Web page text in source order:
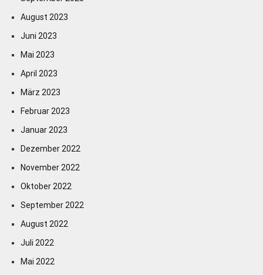
August 2023
Juni 2023
Mai 2023
April 2023
März 2023
Februar 2023
Januar 2023
Dezember 2022
November 2022
Oktober 2022
September 2022
August 2022
Juli 2022
Mai 2022